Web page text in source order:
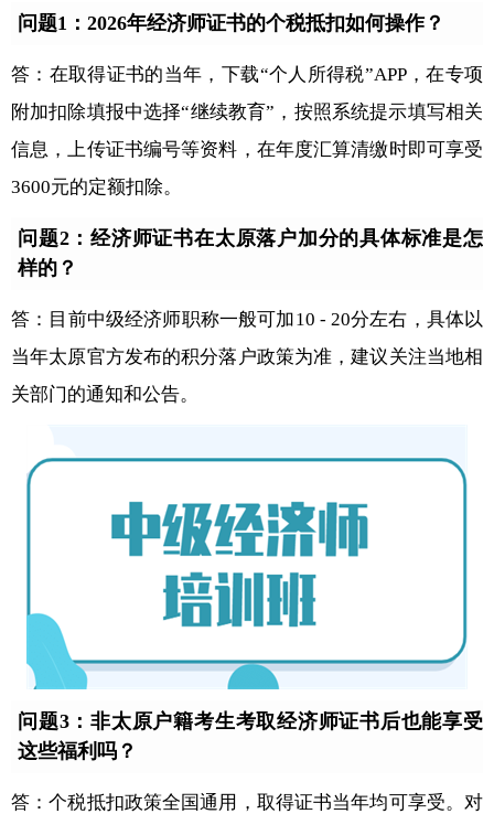
问题1：2026年经济师证书的个税抵扣如何操作？
答：在取得证书的当年，下载“个人所得税”APP，在专项
附加扣除填报中选择“继续教育”，按照系统提示填写相关
信息，上传证书编号等资料，在年度汇算清缴时即可享受
3600元的定额扣除。
问题2：经济师证书在太原落户加分的具体标准是怎
样的？
答：目前中级经济师职称一般可加10 - 20分左右，具体以
当年太原官方发布的积分落户政策为准，建议关注当地相
关部门的通知和公告。
问题3：非太原户籍考生考取经济师证书后也能享受
这些福利吗？
答：个税抵扣政策全国通用，取得证书当年均可享受。对